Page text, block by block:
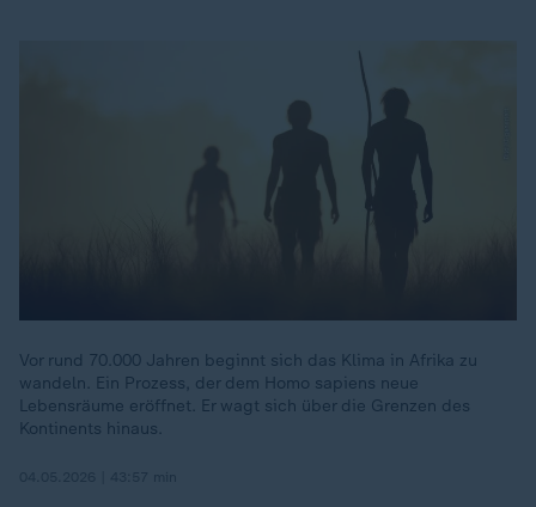
Vor rund 70.000 Jahren beginnt sich das Klima in Afrika zu
wandeln. Ein Prozess, der dem Homo sapiens neue
Lebensräume eröffnet. Er wagt sich über die Grenzen des
Kontinents hinaus.